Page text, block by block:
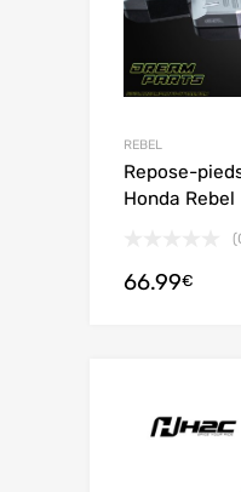
REBEL
Repose-
Honda Rebel
66.99€